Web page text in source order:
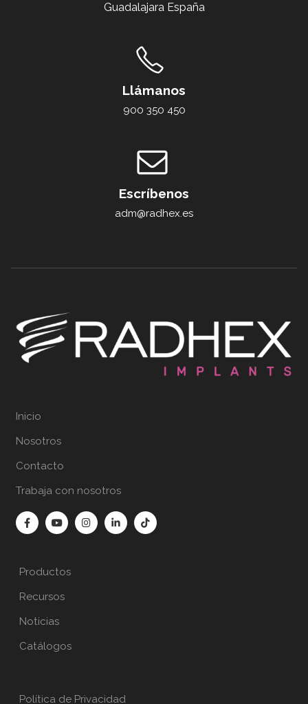
Guadalajara España
Llámanos
900 350 450
Escríbenos
adm@radhex.es
Inicio
Nosotros
Contacto
Trabaja con nosotros
Productos
Recursos
Noticias
Catálogos
Política de Privacidad